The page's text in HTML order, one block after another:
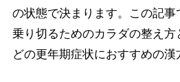
の状態で決まります。この記
乗り切るためのカラダの整え
どの更年期症状におすすめの漢